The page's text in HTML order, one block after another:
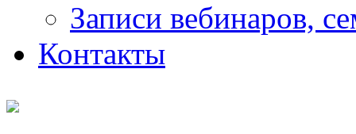
Записи вебинаров,
Контакты